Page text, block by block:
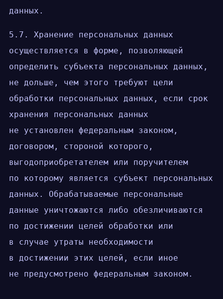
данных.
5.7. Хранение персональных данных
осуществляется в форме, позволяющей
определить субъекта персональных данных,
не дольше, чем этого требуют цели
обработки персональных данных, если срок
хранения персональных данных
не установлен федеральным законом,
договором, стороной которого,
выгодоприобретателем или поручителем
по которому является субъект персональных
данных. Обрабатываемые персональные
данные уничтожаются либо обезличиваются
по достижении целей обработки или
в случае утраты необходимости
в достижении этих целей, если иное
не предусмотрено федеральным законом.